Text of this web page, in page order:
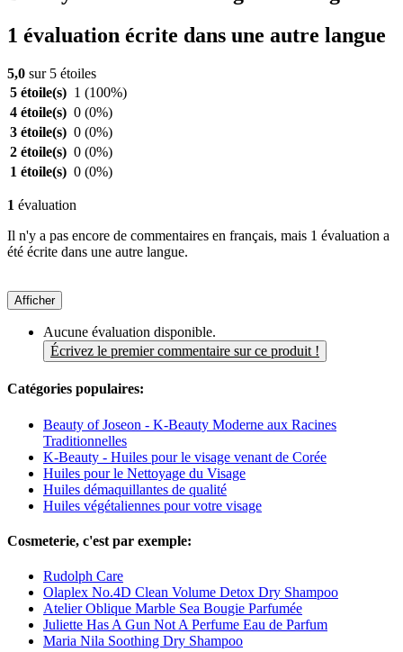
1 évaluation écrite dans une autre langue
5,0 sur 5 étoiles
5 étoile(s) 1 (100%)
4 étoile(s) 0 (0%)
3 étoile(s) 0 (0%)
2 étoile(s) 0 (0%)
1 étoile(s) 0 (0%)
1 évaluation
Il n'y a pas encore de commentaires en français, mais 1 évaluation a
été écrite dans une autre langue.
Afficher
Aucune évaluation disponible.
Écrivez le premier commentaire sur ce produit !
Catégories populaires:
Beauty of Joseon - K-Beauty Moderne aux Racines
Traditionnelles
K-Beauty - Huiles pour le visage venant de Corée
Huiles pour le Nettoyage du Visage
Huiles démaquillantes de qualité
Huiles végétaliennes pour votre visage
Cosmeterie, c'est par exemple:
Rudolph Care
Olaplex No.4D Clean Volume Detox Dry Shampoo
Atelier Oblique Marble Sea Bougie Parfumée
Juliette Has A Gun Not A Perfume Eau de Parfum
Maria Nila Soothing Dry Shampoo